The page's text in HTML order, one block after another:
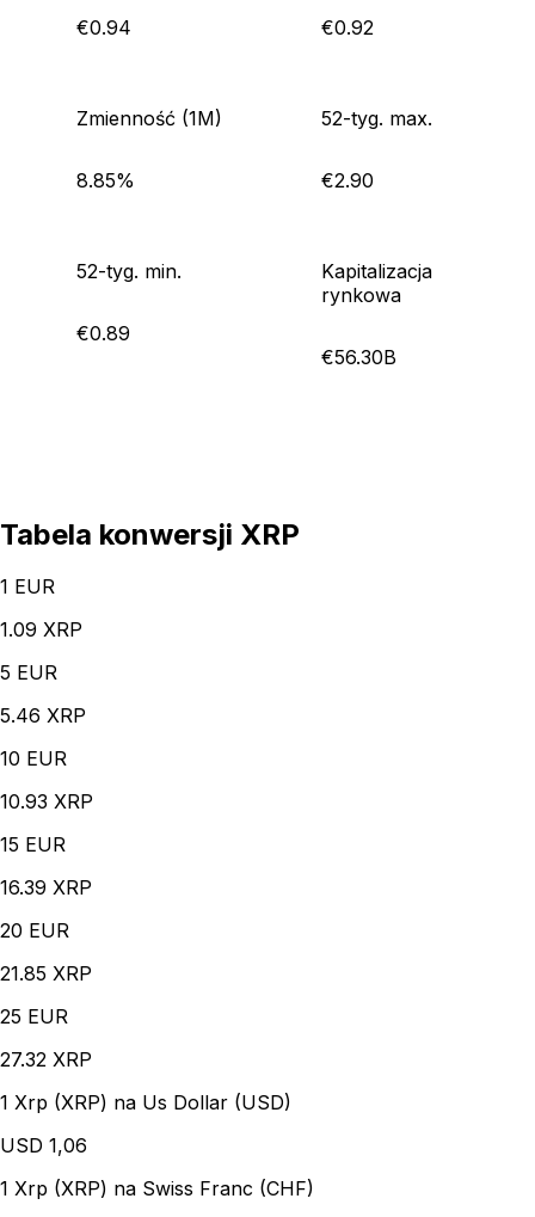
€0.94 €0.92
Zmienność (1M)
8.85%
52-tyg. max.
€2.90
52-tyg. min.
€0.89
Kapitalizacja
rynkowa
€56.30B
Tabela konwersji XRP
1 EUR
1.09 XRP
5 EUR
5.46 XRP
10 EUR
10.93 XRP
15 EUR
16.39 XRP
20 EUR
21.85 XRP
25 EUR
27.32 XRP
1 Xrp (XRP) na Us Dollar (USD)
USD 1,06
1 Xrp (XRP) na Swiss Franc (CHF)